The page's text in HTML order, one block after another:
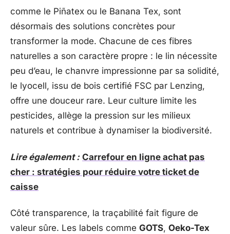
comme le Piñatex ou le Banana Tex, sont
désormais des solutions concrètes pour
transformer la mode. Chacune de ces fibres
naturelles a son caractère propre : le lin nécessite
peu d’eau, le chanvre impressionne par sa solidité,
le lyocell, issu de bois certifié FSC par Lenzing,
offre une douceur rare. Leur culture limite les
pesticides, allège la pression sur les milieux
naturels et contribue à dynamiser la biodiversité.
Lire également : Carrefour en ligne achat pas
cher : stratégies pour réduire votre ticket de
caisse
Côté transparence, la traçabilité fait figure de
valeur sûre. Les labels comme GOTS, Oeko-Tex